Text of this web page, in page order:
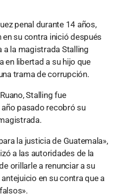
penal durante 14 años,
su contra inició después
a la magistrada Stalling
en libertad a su hijo que
trama de corrupción.
Stalling fue
pasado recobró su
la justicia de Guatemala»,
a las autoridades de la
orillarle a renunciar a su
en su contra que a